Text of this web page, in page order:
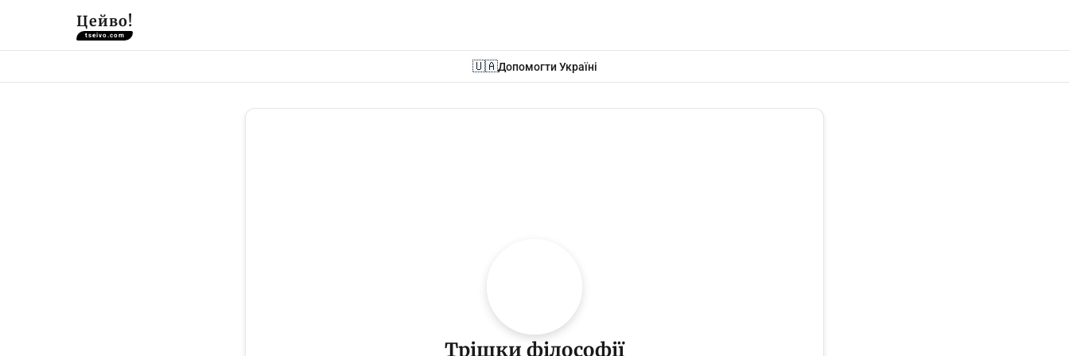
Цейво!
tseivo.com
🇺🇦Допомогти Україні
Трішки філософії